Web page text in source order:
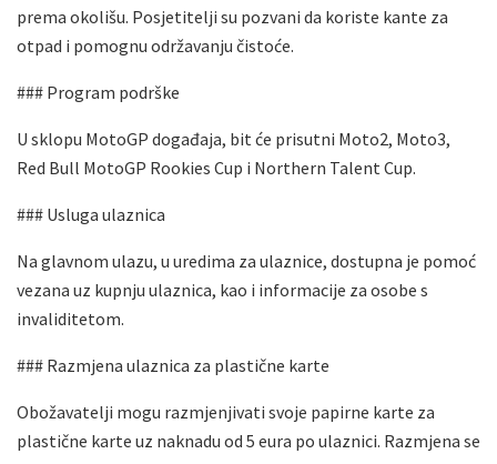
prema okolišu. Posjetitelji su pozvani da koriste kante za
otpad i pomognu održavanju čistoće.
### Program podrške
U sklopu MotoGP događaja, bit će prisutni Moto2, Moto3,
Red Bull MotoGP Rookies Cup i Northern Talent Cup.
### Usluga ulaznica
Na glavnom ulazu, u uredima za ulaznice, dostupna je pomoć
vezana uz kupnju ulaznica, kao i informacije za osobe s
invaliditetom.
### Razmjena ulaznica za plastične karte
Obožavatelji mogu razmjenjivati svoje papirne karte za
plastične karte uz naknadu od 5 eura po ulaznici. Razmjena se